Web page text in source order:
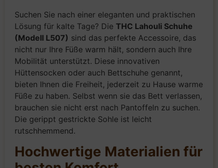
Suchen Sie nach einer eleganten und praktischen
Lösung für kalte Tage? Die THC Lahouli Schuhe
(Modell L507) sind das perfekte Accessoire, das
nicht nur Ihre Füße warm hält, sondern auch Ihre
Mobilität unterstützt. Diese innovativen
Hüttensocken oder auch Bettschuhe genannt,
bieten Ihnen die Freiheit, jederzeit zu Hause warme
Füße zu haben. Selbst wenn sie das Bett verlassen,
brauchen sie nicht erst nach Pantoffeln zu suchen.
Die gerippt gestrickte Sohle ist leicht
rutschhemmend.
Hochwertige Materialien für